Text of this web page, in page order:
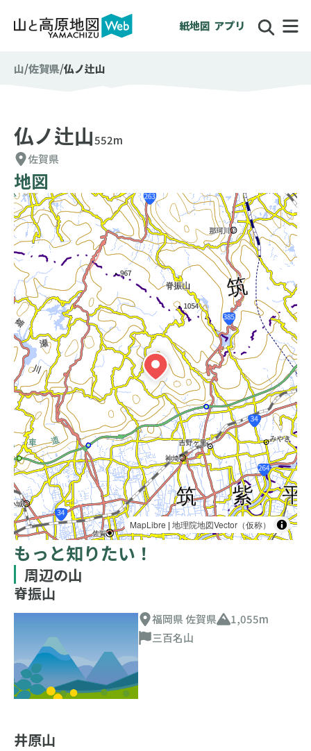
紙地図 アプリ
山 佐賀県 仏ノ辻山
仏ノ辻山552m
佐賀県
地図
MapLibre |地理院地図Vector（仮称）
もっと知りたい！
周辺の山
脊振山
福岡県 佐賀県
1,055m
三百名山
井原山